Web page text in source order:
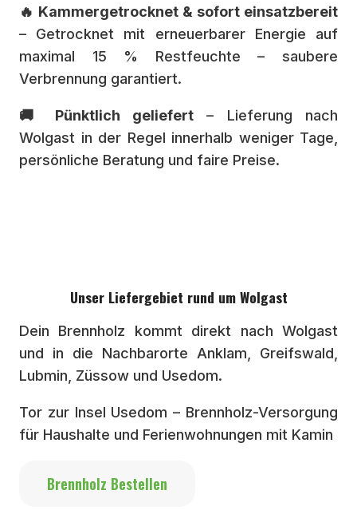
🔥 Kammergetrocknet & sofort einsatzbereit
– Getrocknet mit erneuerbarer Energie auf
maximal 15 % Restfeuchte – saubere
Verbrennung garantiert.
🚚 Pünktlich geliefert – Lieferung nach
Wolgast in der Regel innerhalb weniger Tage,
persönliche Beratung und faire Preise.
Unser Liefergebiet rund um Wolgast
Dein Brennholz kommt direkt nach Wolgast
und in die Nachbarorte Anklam, Greifswald,
Lubmin, Züssow und Usedom.
Tor zur Insel Usedom – Brennholz-Versorgung
für Haushalte und Ferienwohnungen mit Kamin
Brennholz Bestellen